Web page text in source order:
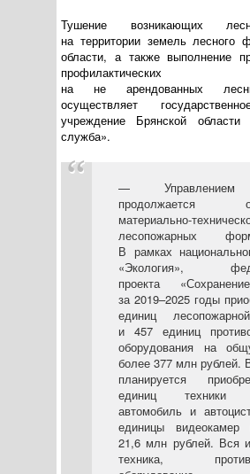
Тушение возникающих
на территории земель лесного
области, а также выполнение
профилактических
на не арендованных
осуществляет
учреждение Брянской области
служба».
— Управлением
продолжается
материально-
лесопожарных
В рамках
«Экология»,
проекта
за 2019–2025 годы
единиц
и 457 единиц
оборудования на
более 377 млн рублей.
планируется
единиц техники
автомобиль и
единицы
21,6 млн рублей. Вся
техника,